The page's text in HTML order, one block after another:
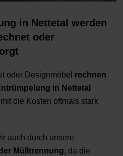
in Nettetal werden
oder
oder Designmöbel rechnen
in Nettetal
die Kosten oftmals stark
auch durch unsere
Mülltrennung, da die